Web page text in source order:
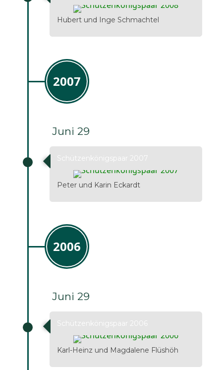
Hubert und Inge Schmachtel
2007
Juni 29
Schützenkönigspaar 2007
Peter und Karin Eckardt
2006
Juni 29
Schützenkönigspaar 2006
Karl-Heinz und Magdalene Flüshöh